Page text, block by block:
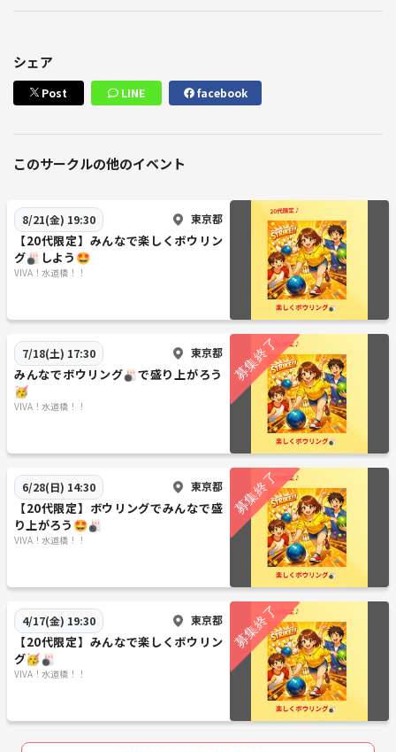
シェア
Post LINE facebook
このサークルの他のイベント
8/21(金) 19:30 東京都
【20代限定】みんなで楽しくボウリン
グ🎳しよう🤩
VIVA！水道橋！！
7/18(土) 17:30 東京都
みんなでボウリング🎳で盛り上がろう
🥳
VIVA！水道橋！！
6/28(日) 14:30 東京都
【20代限定】ボウリングでみんなで盛
り上がろう🤩🎳
VIVA！水道橋！！
4/17(金) 19:30 東京都
【20代限定】みんなで楽しくボウリン
グ🥳🎳
VIVA！水道橋！！